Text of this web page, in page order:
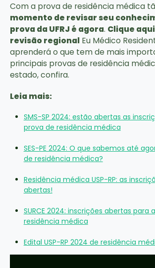
Com a prova de residência médica
momento de revisar seu
prova da UFRJ é agora. Clique
revisão regionalEu Médico
aprenderá o que tem de mais
principais provas de residência
estado, confira.
Leia mais:
SMS-SP 2024: estão abertas as
prova de residência médica
SES-PE 2024: O que sabemos até
de residência médica?
Residência médica USP-RP: as
abertas!
SURCE 2024: inscrições abertas para
residência médica
Edital USP-RP 2024 de residência